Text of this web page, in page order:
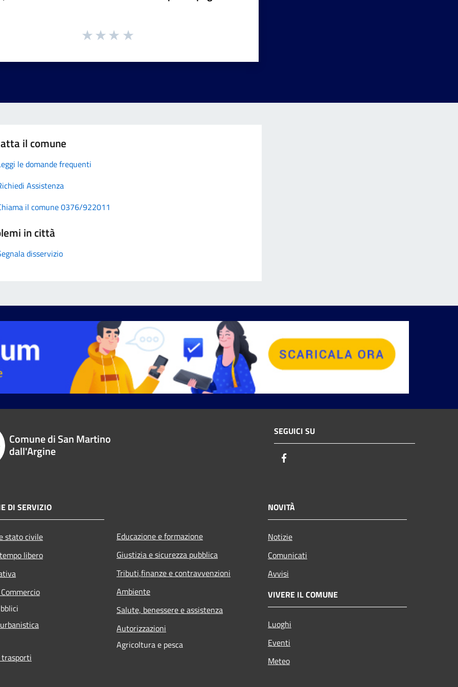
il comune
le domande frequenti
Assistenza
il comune 0376/922011
in città
disservizio
Comune di San Martino
dall'Argine
SEGUICI SU
DI SERVIZIO
stato civile
libero
Educazione e formazione
Giustizia e sicurezza pubblica
Tributi,finanze e contravvenzioni
Ambiente
Salute, benessere e assistenza
Autorizzazioni
Agricoltura e pesca
NOVITÀ
Notizie
Comunicati
Avvisi
VIVERE IL COMUNE
Luoghi
Eventi
Meteo